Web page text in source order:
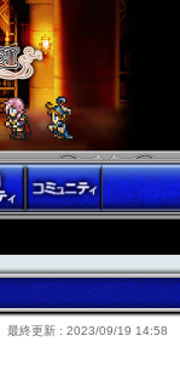
最終更新 : 2023/09/19 14:58